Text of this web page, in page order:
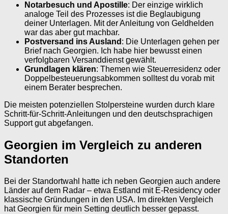
Notarbesuch und Apostille: Der einzige wirklich
analoge Teil des Prozesses ist die Beglaubigung
deiner Unterlagen. Mit der Anleitung von Geldhelden
war das aber gut machbar.
Postversand ins Ausland : Die Unterlagen gehen per
Brief nach Georgien. Ich habe hier bewusst einen
verfolgbaren Versanddienst gewählt.
Grundlagen klären: Themen wie Steuerresidenz oder
Doppelbesteuerungsabkommen solltest du vorab mit
einem Berater besprechen.
Die meisten potenziellen Stolpersteine wurden durch klare
Schritt-für-Schritt-Anleitungen und den deutschsprachigen
Support gut abgefangen.
Georgien im Vergleich zu anderen
Standorten
Bei der Standortwahl hatte ich neben Georgien auch andere
Länder auf dem Radar – etwa Estland mit E-Residency oder
klassische Gründungen in den USA. Im direkten Vergleich
hat Georgien für mein Setting deutlich besser gepasst.